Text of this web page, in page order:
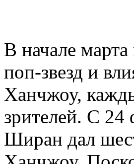
В начале
поп-звезд и
Ханчжоу,
зрителей. С 24
Ширан дал